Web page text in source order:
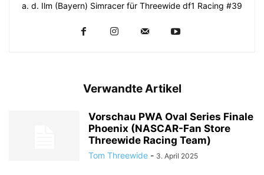
a. d. Ilm (Bayern) Simracer für Threewide df1 Racing #39
Verwandte Artikel
Vorschau PWA Oval Series Finale
Phoenix (NASCAR-Fan Store
Threewide Racing Team)
Tom Threewide - 3. April 2025